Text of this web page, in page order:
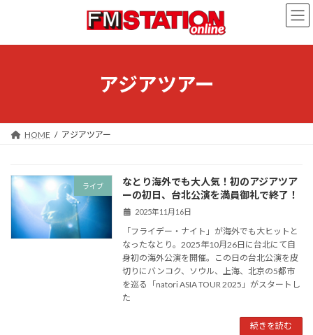
ン
ー
アジアツアー
HOME アジアツアー
ライブ
なとり海外でも大人気！初のアジアツア
ーの初日、台北公演を満員御礼で終了！
2025年11月16日
「フライデー・ナイト」が海外でも大ヒットと
なったなとり。2025年10月26日に台北にて自
身初の海外公演を開催。この日の台北公演を皮
切りにバンコク、ソウル、上海、北京の5都市
を巡る「natori ASIA TOUR 2025」がスタートし
た
続きを読む